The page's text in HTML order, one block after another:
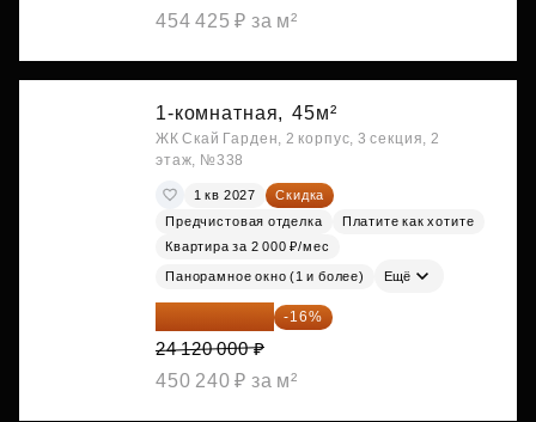
454 425 ₽ за м²
1-комнатная, 45м²
ЖК Скай Гарден, 2 корпус, 3 секция, 2
этаж, №338
1 кв 2027
Скидка
Предчистовая отделка
Платите как хотите
Квартира за 2 000 ₽/мес
Панорамное окно (1 и более) Ещё
20 260 800 ₽ -16%
24 120 000 ₽
450 240 ₽ за м²